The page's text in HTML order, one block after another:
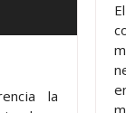
la